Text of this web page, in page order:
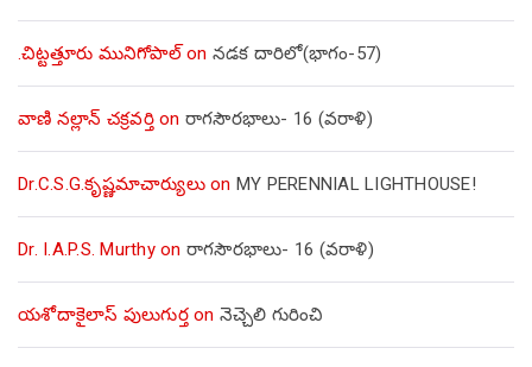
.చిట్టత్తూరు మునిగోపాల్on నడక దారిలో(భాగం-57)
వాణి నల్లాన్ చక్రవర్తిon రాగసౌరభాలు- 16 (వరాళి)
Dr.C.S.G.కృష్ణమాచార్యులుon MY PERENNIAL LIGHTHOUSE!
Dr. I.A.P.S. Murthyon రాగసౌరభాలు- 16 (వరాళి)
యశోదాకైలాస్ పులుగుర్తon నెచ్చెలి గురించి